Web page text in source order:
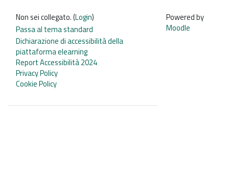
Non sei collegato. (Login)
Passa al tema standard
Dichiarazione di accessibilità della
piattaforma elearning
Report Accessibilità 2024
Privacy Policy
Cookie Policy
Powered by
Moodle